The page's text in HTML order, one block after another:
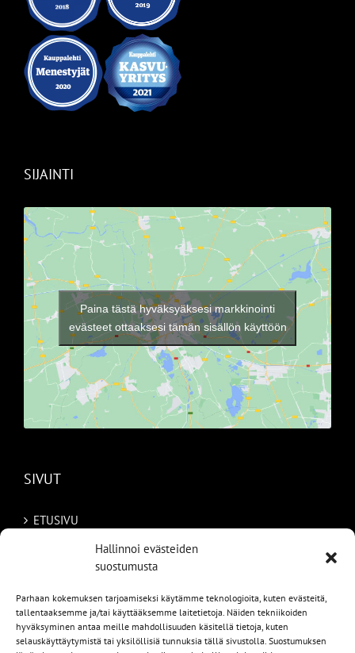
Hallinnoi evästeiden
suostumusta
Parhaan kokemuksen tarjoamiseksi käytämme teknologioita, kuten evästeitä,
tallentaaksemme ja/tai käyttääksemme laitetietoja. Näiden tekniikoiden
hyväksyminen antaa meille mahdollisuuden käsitellä tietoja, kuten
selauskäyttäytymistä tai yksilöllisiä tunnuksia tällä sivustolla. Suostumuksen
SIJAINTI
Paina tästä hyväksyäksesi markkinointi
evästeet ottaaksesi tämän sisällön käyttöön
SIVUT
ETUSIVU
TILAA AUTO RUOTSISTA